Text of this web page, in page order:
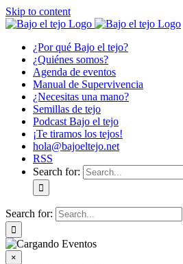
Skip to content
¿Por qué Bajo el tejo?
¿Quiénes somos?
Agenda de eventos
Manual de Supervivencia
¿Necesitas una mano?
Semillas de tejo
Podcast Bajo el tejo
¡Te tiramos los tejos!
hola@bajoeltejo.net
RSS
Search for:
Search for:
×